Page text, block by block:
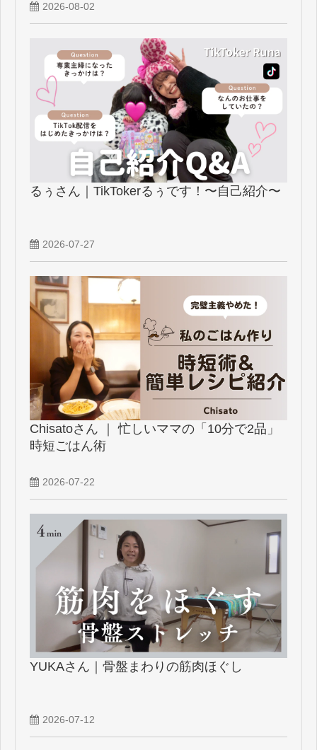
2026-08-02
るぅさん｜TikTokerるぅです！〜自己紹介〜
2026-07-27
Chisatoさん ｜ 忙しいママの「10分で2品」
時短ごはん術
2026-07-22
YUKAさん｜骨盤まわりの筋肉ほぐし
2026-07-12